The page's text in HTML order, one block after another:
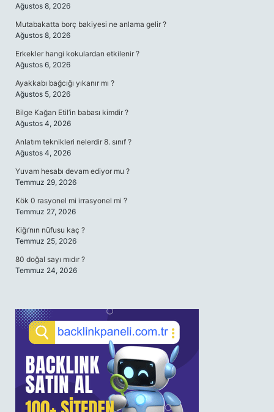
Ağustos 8, 2026
Mutabakatta borç bakiyesi ne anlama gelir ?
Ağustos 8, 2026
Erkekler hangi kokulardan etkilenir ?
Ağustos 6, 2026
Ayakkabı bağcığı yıkanır mı ?
Ağustos 5, 2026
Bilge Kağan Etil’in babası kimdir ?
Ağustos 4, 2026
Anlatım teknikleri nelerdir 8. sınıf ?
Ağustos 4, 2026
Yuvam hesabı devam ediyor mu ?
Temmuz 29, 2026
Kök 0 rasyonel mi irrasyonel mi ?
Temmuz 27, 2026
Kiğı’nın nüfusu kaç ?
Temmuz 25, 2026
80 doğal sayı mıdır ?
Temmuz 24, 2026